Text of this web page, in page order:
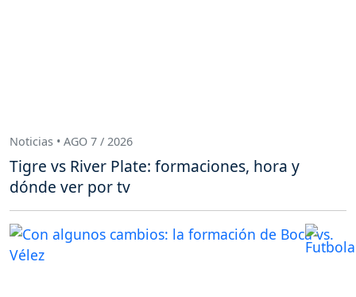
Noticias • AGO 7 / 2026
Tigre vs River Plate: formaciones, hora y
dónde ver por tv